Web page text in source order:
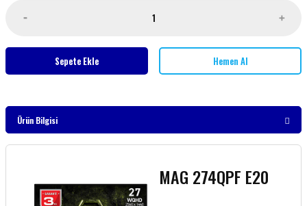
Sepete Ekle Hemen Al
Ürün Bilgisi
MAG 274QPF E20